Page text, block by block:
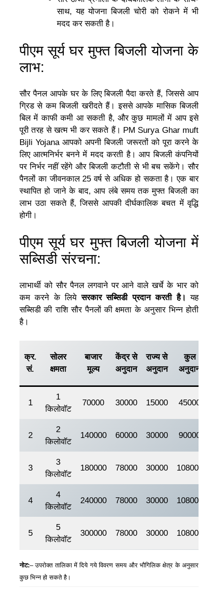
साथ, यह योजना बिजली चोरी को रोकने में भी
मदद कर सकती है।
पीएम सूर्य घर मुफ्त बिजली योजना के
लाभ:
सौर पैनल आपके घर के लिए बिजली पैदा करते हैं, जिससे आप
ग्रिड से कम बिजली खरीदते हैं। इससे आपके मासिक बिजली
बिल में काफी कमी आ सकती है, और कुछ मामलों में आप इसे
पूरी तरह से खत्म भी कर सकते हैं। PM Surya Ghar muft
Bijli Yojana आपको अपनी बिजली जरूरतों को पूरा करने के
लिए आत्मनिर्भर बनने में मदद करती है। आप बिजली कंपनियों
पर निर्भर नहीं रहेंगे और बिजली कटौती से भी बच सकेंगे। सौर
पैनलों का जीवनकाल 25 वर्ष से अधिक हो सकता है। एक बार
स्थापित हो जाने के बाद, आप लंबे समय तक मुफ्त बिजली का
लाभ उठा सकते हैं, जिससे आपकी दीर्घकालिक बचत में वृद्धि
होगी।
पीएम सूर्य घर मुफ्त बिजली योजना में
सब्सिडी संरचना:
लाभार्थी को सौर पैनल लगवाने पर आने वाले खर्चे के भार को
कम करने के लियेसरकार सब्सिडी प्रदान करती है। यह
सब्सिडी की राशि सौर पैनलों की क्षमता के अनुसार भिन्न होती
है।
क्र.
सं.
सोलर
क्षमता
बाजार
मूल्य
केंद्र से
अनुदान
राज्य से
अनुदान
कुल
अनुदान
1
1
किलोवॉट
70000 30000 15000 45000
2
2
किलोवॉट
140000 60000 30000 90000
3
3
किलोवॉट
180000 78000 30000 108000
4
4
किलोवॉट
240000 78000 30000 108000
5
5
किलोवॉट
300000 78000 30000 108000
नोट:– उपरोक्त तालिका में दिये गये विवरण समय और भौगिलिक क्षेत्र के अनुसार
कुछ भिन्न हो सकते है।